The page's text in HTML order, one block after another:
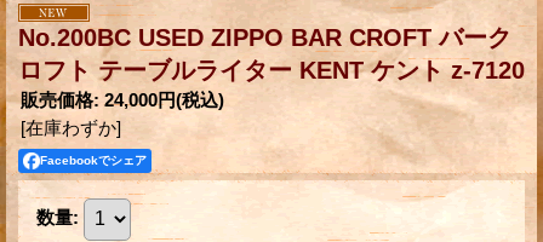
No.200BC USED ZIPPO BAR CROFT バーク
ロフト テーブルライター KENT ケント z-7120
販売価格: 24,000円(税込)
[在庫わずか]
Facebookでシェア
数量: